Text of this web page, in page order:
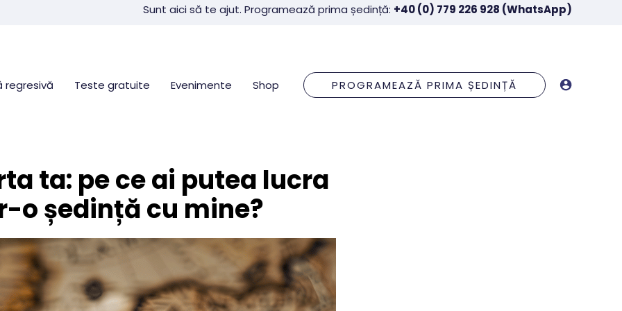
Sunt aici să te ajut. Programează prima ședință: +40 (0) 779 226 928 (WhatsApp)
regresivă Teste gratuite Evenimente Shop PROGRAMEAZĂ PRIMA ȘEDINȚĂ
ta: pe ce ai putea lucra
o ședință cu mine?